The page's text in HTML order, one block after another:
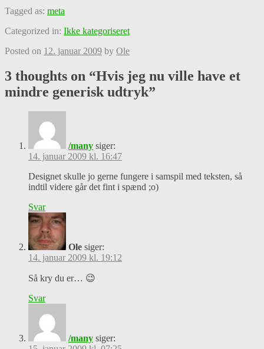
Tagged as: meta
Categorized in: Ikke kategoriseret
Posted on 12. januar 2009 by Ole
3 thoughts on “Hvis jeg nu ville have et
mindre generisk udtryk”
/many siger:
14. januar 2009 kl. 16:47
Designet skulle jo gerne fungere i samspil med teksten, så
indtil videre går det fint i spænd ;o)
Svar
Ole siger:
14. januar 2009 kl. 19:12
Så kry du er… 😉
Svar
/many siger: